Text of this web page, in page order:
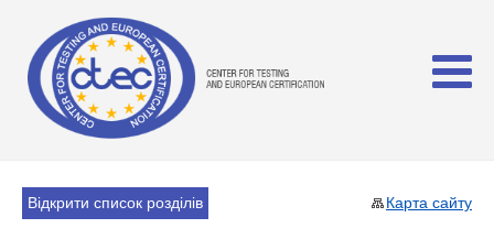
Карта сайту
Відкрити список розділів